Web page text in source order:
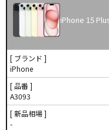
iPhone 15
[ ブランド ]
iPhone
[ 品番 ]
A3093
[ 新品相場 ]
-